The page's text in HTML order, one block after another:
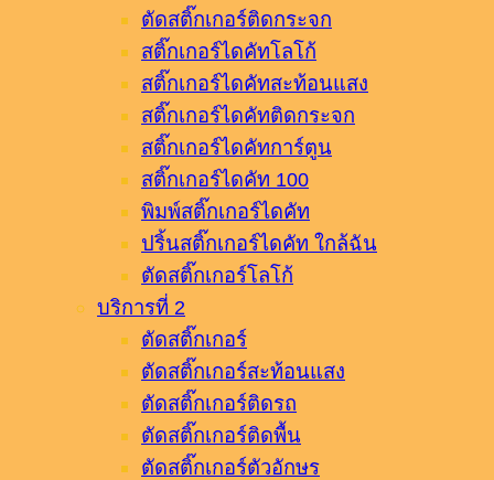
ตัดสติ๊กเกอร์ติดกระจก
สติ๊กเกอร์ไดคัทโลโก้
สติ๊กเกอร์ไดคัทสะท้อนแสง
สติ๊กเกอร์ไดคัทติดกระจก
สติ๊กเกอร์ไดคัทการ์ตูน
สติ๊กเกอร์ไดคัท 100
พิมพ์สติ๊กเกอร์ไดคัท
ปริ้นสติ๊กเกอร์ไดคัท ใกล้ฉัน
ตัดสติ๊กเกอร์โลโก้
บริการที่ 2
ตัดสติ๊กเกอร์
ตัดสติ๊กเกอร์สะท้อนแสง
ตัดสติ๊กเกอร์ติดรถ
ตัดสติ๊กเกอร์ติดพื้น
ตัดสติ๊กเกอร์ตัวอักษร